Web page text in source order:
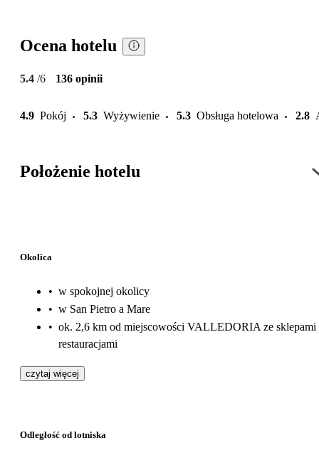
Ocena hotelu
5.4 /6 136 opinii
4.9 Pokój 5.3 Wyżywienie 5.3 Obsługa hotelowa 2.8
Położenie hotelu
Okolica
• w spokojnej okolicy
• w San Pietro a Mare
• ok. 2,6 km od miejscowości VALLEDORIA ze sklepami
restauracjami
czytaj więcej
Odległość od lotniska